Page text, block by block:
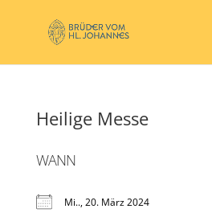
Heilige Messe
WANN
Mi.., 20. März 2024